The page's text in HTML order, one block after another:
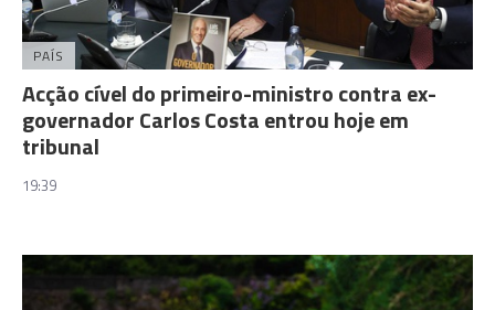
PAÍS
Acção cível do primeiro-ministro contra ex-
governador Carlos Costa entrou hoje em
tribunal
19:39